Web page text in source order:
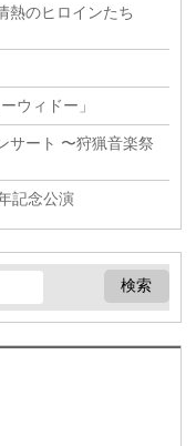
熱のヒロインたち
ウィドー」
サート 〜狩猟音楽祭
記念公演